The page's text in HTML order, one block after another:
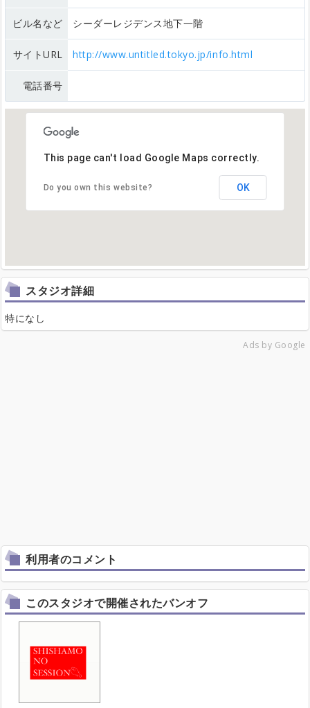
ビル名など シーダーレジデンス地下一階
サイトURL http://www.untitled.tokyo.jp/info.html
電話番号
This page can't load Google Maps correctly.
Do you own this website? OK
スタジオ詳細
特になし
Ads by Google
利用者のコメント
このスタジオで開催されたバンオフ